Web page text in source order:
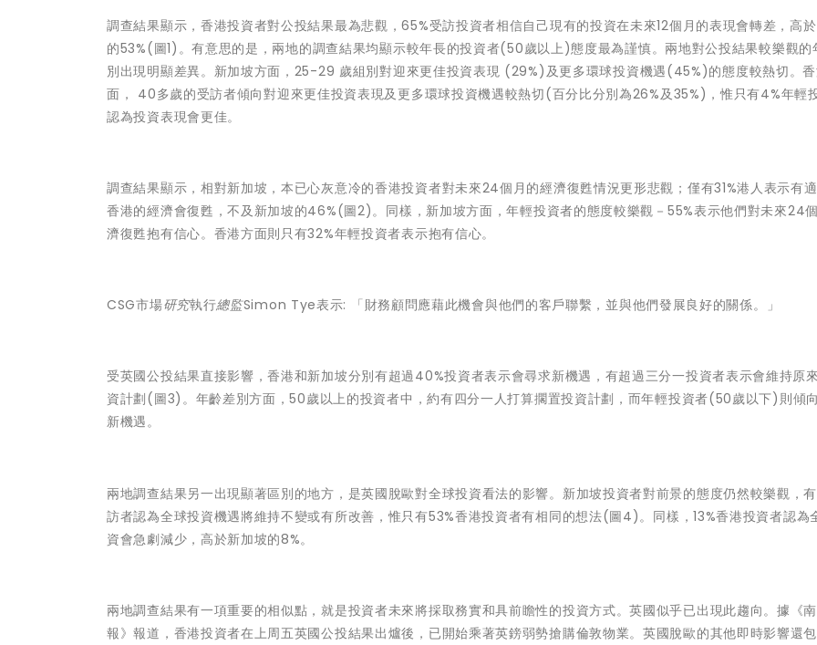
調查結果顯示，香港投資者對公投結果最為悲觀，65%受訪投資者相信自己現有的投資在未來12個月的表現會轉差，高
的53%(圖1)。有意思的是，兩地的調查結果均顯示較年長的投資者(50歲以上)態度最為謹慎。兩地對公投結果較樂觀的
別出現明顯差異。新加坡方面，25-29 歲組別對迎來更佳投資表現 (29%)及更多環球投資機遇(45%)的態度較熱切。
面， 40多歲的受訪者傾向對迎來更佳投資表現及更多環球投資機遇較熱切(百分比分別為26%及35%)，惟只有4%年輕
認為投資表現會更佳。
調查結果顯示，相對新加坡，本已心灰意冷的香港投資者對未來24個月的經濟復甦情況更形悲觀；僅有31%港人表示有
香港的經濟會復甦，不及新加坡的46%(圖2)。同樣，新加坡方面，年輕投資者的態度較樂觀－55%表示他們對未來24
濟復甦抱有信心。香港方面則只有32%年輕投資者表示抱有信心。
CSG市場研究執行總監Simon Tye表示: 「財務顧問應藉此機會與他們的客戶聯繫，並與他們發展良好的關係。」
受英國公投結果直接影響，香港和新加坡分別有超過40%投資者表示會尋求新機遇，有超過三分一投資者表示會維持原
資計劃(圖3)。年齡差別方面，50歲以上的投資者中，約有四分一人打算擱置投資計劃 ，而年輕投資者(50歲以下)則傾向
新機遇。
兩地調查結果另一出現顯著區別的地方，是英國脫歐對全球投資看法的影響。新加坡投資者對前景的態度仍然較樂觀，
訪者認為全球投資機遇將維持不變或有所改善，惟只有53%香港投資者有相同的想法(圖4)。同樣，13%香港投資者認為
資會急劇減少，高於新加坡的8%。
兩地調查結果有一項重要的相似點，就是投資者未來將採取務實和具前瞻性的投資方式。英國似乎已出現此趨向。據《
報》報道，香港投資者在上周五英國公投結果出爐後，已開始乘著英鎊弱勢搶購倫敦物業。英國脫歐的其他即時影響還